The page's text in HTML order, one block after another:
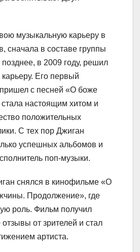
музыкальную карьеру в
сначала в составе группы
в 2009 году, решил
Его первый
с песней «О боже
настоящим хитом и
положительных
С тех пор Джиган
успешных альбомов и
поп-музыки.
снялся в кинофильме «О
Продолжение», где
роль. Фильм получил
от зрителей и стал
артиста.